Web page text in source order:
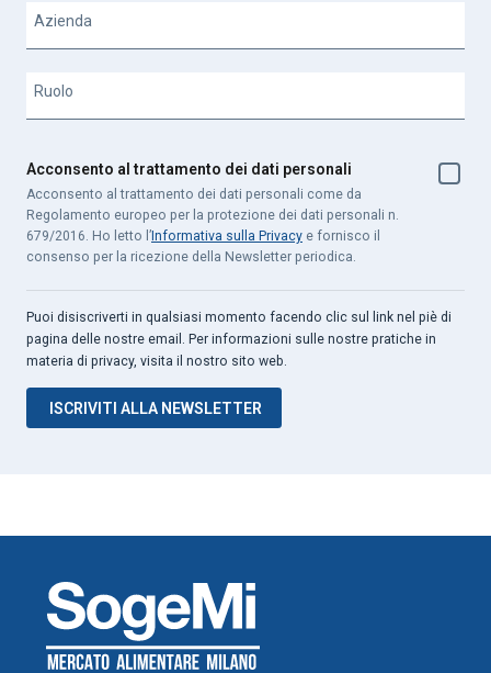
Azienda
Ruolo
Acconsento al trattamento dei dati personali
Acconsento al trattamento dei dati personali come da
Regolamento europeo per la protezione dei dati personali n.
679/2016. Ho letto l’ Informativa sulla Privacy e fornisco il
consenso per la ricezione della Newsletter periodica.
Puoi disiscriverti in qualsiasi momento facendo clic sul link nel piè di
pagina delle nostre email. Per informazioni sulle nostre pratiche in
materia di privacy, visita il nostro sito web.